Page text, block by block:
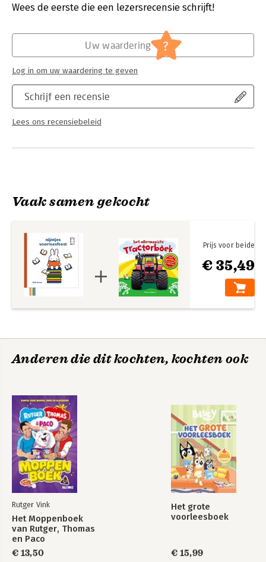
Verschijningsdatum:
17-1-2020
Wees de eerste die een lezersrecensie schrijft!
Schrijf een recensie
Lees ons recensiebeleid
Uw waardering ?
Log in om uw waardering te geven
Vaak samen gekocht
€ 35,49
Prijs voor beide
Anderen die dit kochten, kochten ook
Rutger Vink
Het Moppenboek
van Rutger, Thomas
en Paco
€ 13,50
Het grote
voorleesboek
€ 15,99